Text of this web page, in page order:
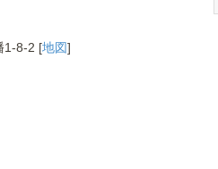
1-8-2 [地図]